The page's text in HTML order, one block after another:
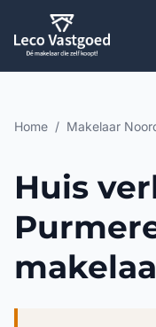
Ga direct naar inhoud
Home / Makelaar
Huis